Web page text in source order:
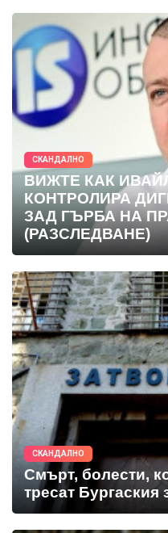
СКАНДАЛНО
ВИЖТЕ КАК
КОНТРОЛИРА
ЗАД ГЪРБА НА
(РАЗСЛЕДВАНЕ)
СКАНДАЛНО
Смърт, болести,
тресат Бургаския